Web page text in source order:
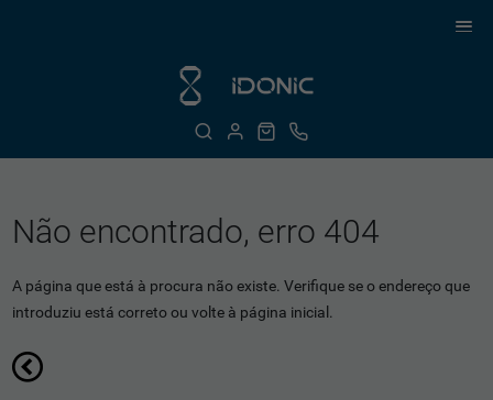
Não encontrado, erro 404
A página que está à procura não existe. Verifique se o endereço que
introduziu está correto ou volte à página inicial.